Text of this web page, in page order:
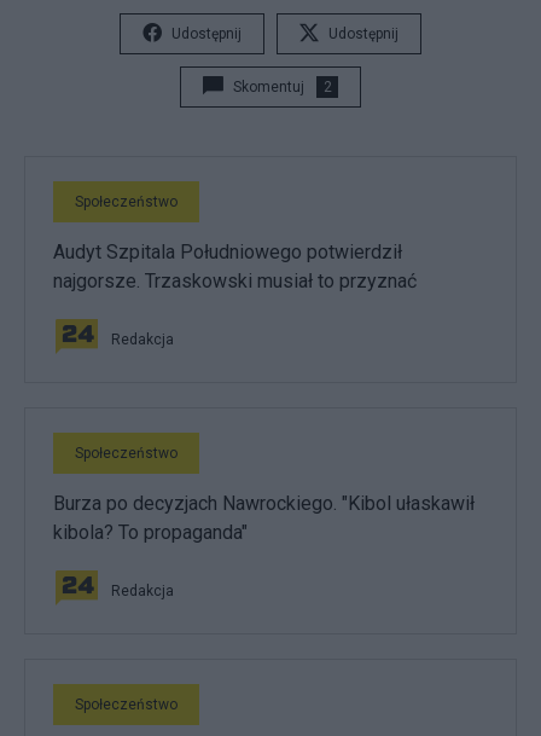
Udostępnij Udostępnij
Skomentuj 2
Społeczeństwo
Audyt Szpitala Południowego potwierdził
najgorsze. Trzaskowski musiał to przyznać
Redakcja
Społeczeństwo
Burza po decyzjach Nawrockiego. "Kibol ułaskawił
kibola? To propaganda"
Redakcja
Społeczeństwo